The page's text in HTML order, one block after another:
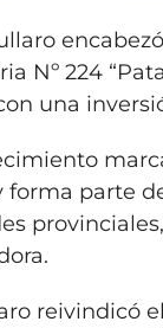
Nº 224
una
parte
reivindicó